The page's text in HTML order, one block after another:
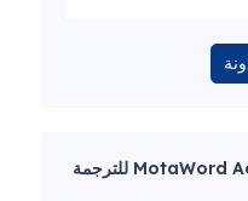
ترجمت هذه المقالة خاصية MotaWord Active للترجمة